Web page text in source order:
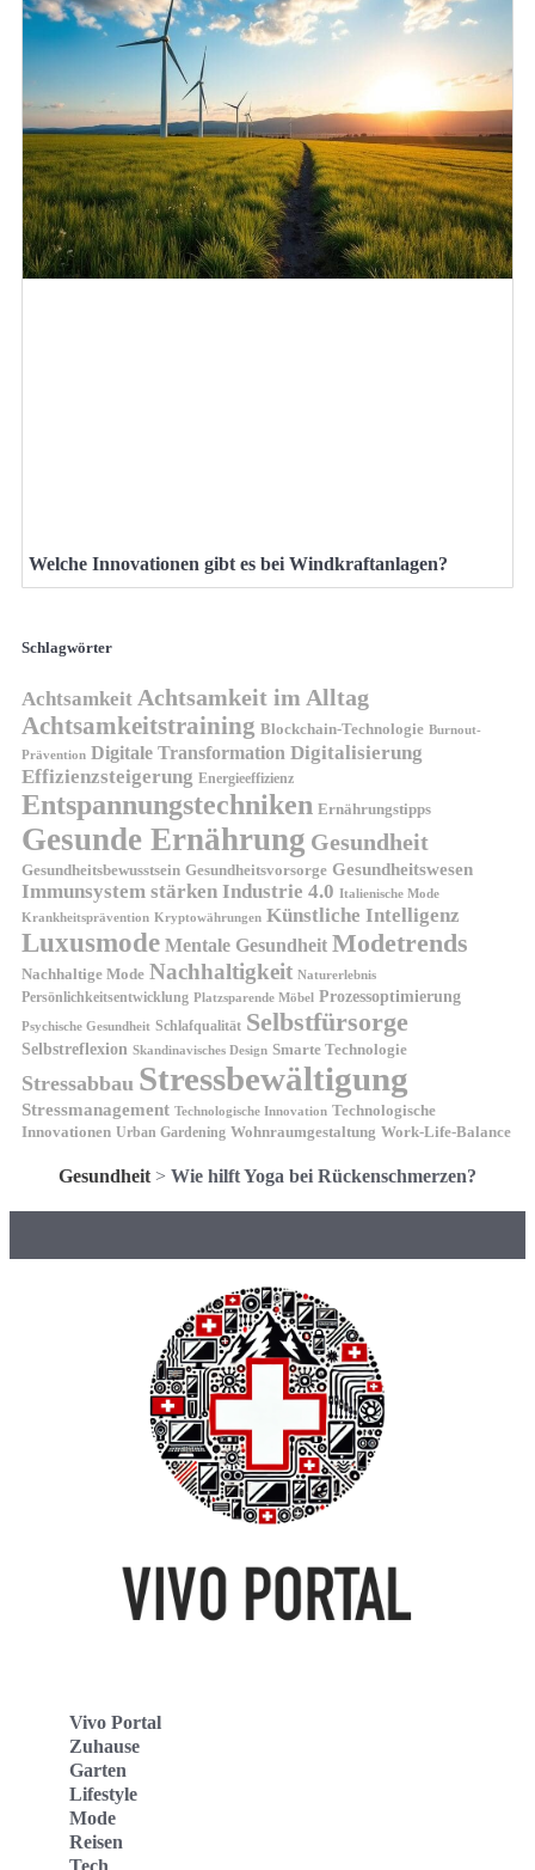
Welche Innovationen gibt es bei Windkraftanlagen?
Schlagwörter
Achtsamkeit Achtsamkeit im Alltag
Achtsamkeitstraining Blockchain-Technologie Burnout-
Prävention Digitale Transformation Digitalisierung
Effizienzsteigerung Energieeffizienz
Entspannungstechniken Ernährungstipps
Gesunde Ernährung Gesundheit
Gesundheitsbewusstsein Gesundheitsvorsorge Gesundheitswesen
Immunsystem stärken Industrie 4.0 Italienische Mode
Krankheitsprävention Kryptowährungen Künstliche Intelligenz
Luxusmode Mentale Gesundheit Modetrends
Nachhaltige Mode Nachhaltigkeit Naturerlebnis
Persönlichkeitsentwicklung Platzsparende Möbel Prozessoptimierung
Psychische Gesundheit Schlafqualität Selbstfürsorge
Selbstreflexion Skandinavisches Design Smarte Technologie
Stressabbau Stressbewältigung
Stressmanagement Technologische Innovation Technologische
Innovationen Urban Gardening Wohnraumgestaltung Work-Life-Balance
Gesundheit > Wie hilft Yoga bei Rückenschmerzen?
Vivo Portal
Zuhause
Garten
Lifestyle
Mode
Reisen